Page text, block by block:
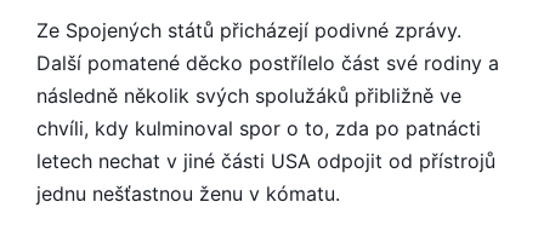
ŽIVOTA
V
POLITICE?
Ze Spojených států přicházejí podivné zprávy.
Další pomatené děcko postřílelo část své rodiny a
následně několik svých spolužáků přibližně ve
chvíli, kdy kulminoval spor o to, zda po patnácti
letech nechat v jiné části USA odpojit od přístrojů
jednu nešťastnou ženu v kómatu.